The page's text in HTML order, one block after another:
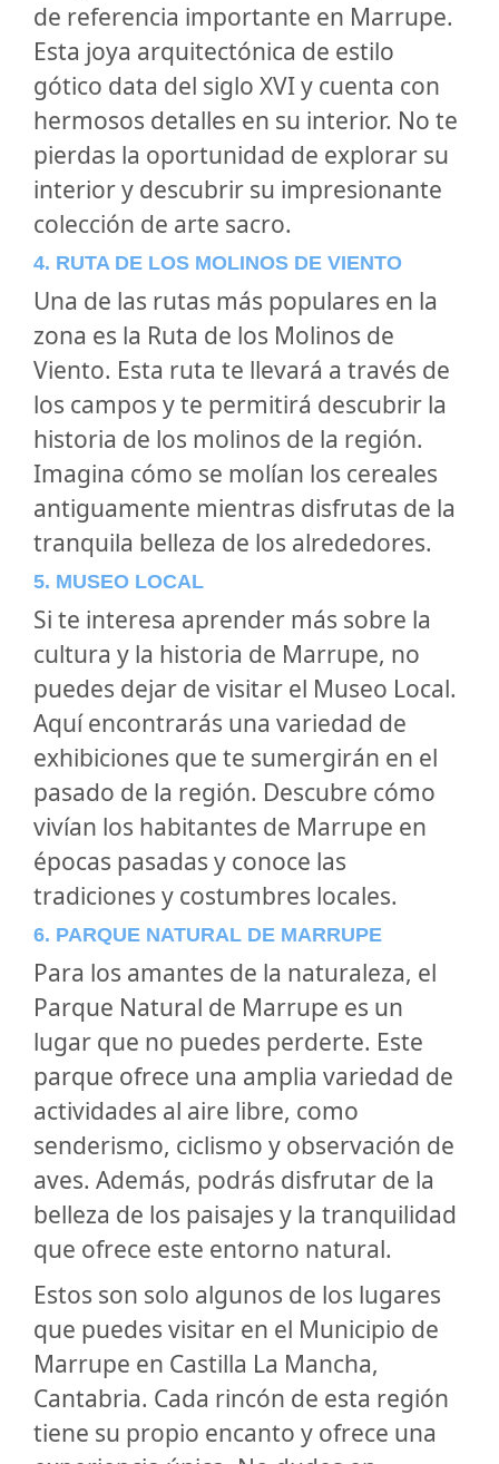
de referencia importante en Marrupe.
Esta joya arquitectónica de estilo
gótico data del siglo XVI y cuenta con
hermosos detalles en su interior. No te
pierdas la oportunidad de explorar su
interior y descubrir su impresionante
colección de arte sacro.
4. RUTA DE LOS MOLINOS DE VIENTO
Una de las rutas más populares en la
zona es la Ruta de los Molinos de
Viento. Esta ruta te llevará a través de
los campos y te permitirá descubrir la
historia de los molinos de la región.
Imagina cómo se molían los cereales
antiguamente mientras disfrutas de la
tranquila belleza de los alrededores.
5. MUSEO LOCAL
Si te interesa aprender más sobre la
cultura y la historia de Marrupe, no
puedes dejar de visitar el Museo Local.
Aquí encontrarás una variedad de
exhibiciones que te sumergirán en el
pasado de la región. Descubre cómo
vivían los habitantes de Marrupe en
épocas pasadas y conoce las
tradiciones y costumbres locales.
6. PARQUE NATURAL DE MARRUPE
Para los amantes de la naturaleza, el
Parque Natural de Marrupe es un
lugar que no puedes perderte. Este
parque ofrece una amplia variedad de
actividades al aire libre, como
senderismo, ciclismo y observación de
aves. Además, podrás disfrutar de la
belleza de los paisajes y la tranquilidad
que ofrece este entorno natural.
Estos son solo algunos de los lugares
que puedes visitar en el Municipio de
Marrupe en Castilla La Mancha,
Cantabria. Cada rincón de esta región
tiene su propio encanto y ofrece una